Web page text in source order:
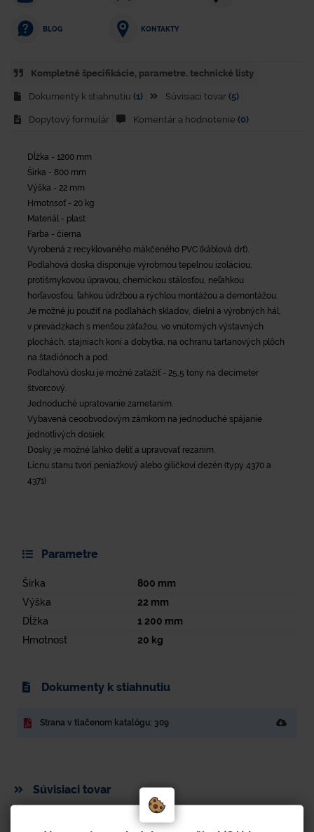
BLOG KONTAKTY
Kompletné špecifikácie, parametre. technické listy
Dokumenty k stiahnutiu (1) Súvisiaci tovar (5)
Dopytový formulár Komentár a hodnotenie (0)
Dĺžka - 1200 mm
Šírka - 800 mm
Výška - 22 mm
Hmotnsoť - 20 kg
Materiál - plast
Farba - čierna
Vyrobená z recyklovaného mäkčeného PVC (káblová drť).
Podlahová doska disponuje výrobrnou tepelnou izoláciou,
protišmykovou úpravou, chemickou stálosťou, neľahkou
horľavosťou, ľahkou údržbou a rýchlou montážou a demontážou.
Je možné ju použiť na podlahách skladov, dielní a výrobných hál,
v prevádzkach s menšou záťažou, vo vnútorných výstavných
plochách, stajniach koní a dobytka, na ochranu tartanových plôch
na štadiónoch a pod.
Podlahovú dosku je možné zaťažiť - 25,5 tony na decimeter
štvorcový.
Jednoduché upratovanie zametaním.
Vybavená ceoobvodovým zámkom na jednoduché spájanie
jednotlivých dosiek.
Dosky je možné ľahko deliť a upravovať rezaním.
Lícnu stanu tvorí peniažkový alebo giličkoví dezén (typy 4370 a
4371)
Parametre
Šírka 800 mm
Výška
22 mm
Dĺžka
1 200 mm
Hmotnosť
20 kg
Dokumenty k stiahnutiu
Strana v tlačenom katalógu: 309
Súvisiaci tovar